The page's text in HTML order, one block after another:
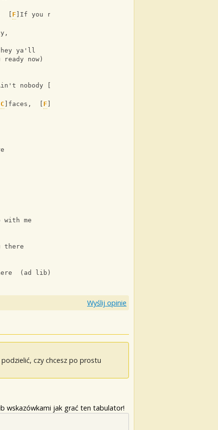
[ F ]If you ready now,
hey ya'll
now)
nobody [
C ]faces,  [ F
with me
there
(ad lib)
Wyślij opinie
czy chcesz po prostu
wskazówkami jak grać ten tabulator!